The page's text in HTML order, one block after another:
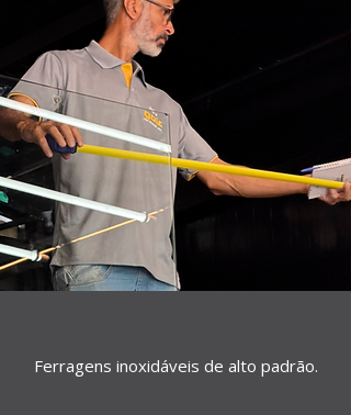
Ferragens inoxidáveis de alto padrão.